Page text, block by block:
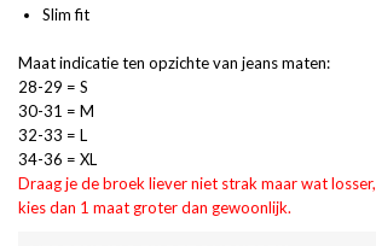
Slim fit
Maat indicatie ten opzichte van jeans maten:
28-29 = S
30-31 = M
32-33 = L
34-36 = XL
Draag je de broek liever niet strak maar wat losser,
kies dan 1 maat groter dan gewoonlijk.